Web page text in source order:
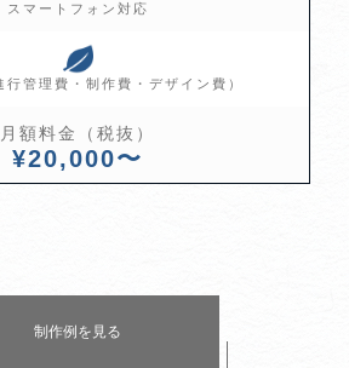
スマートフォン対応
行管理費・制作費・デザイン費）
月額料金（税抜）
¥20,000〜
制作例を見る